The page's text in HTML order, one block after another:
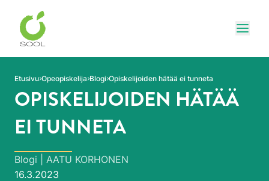
Siirry sivun sisältöön
Etusivu Opeopiskelija Blogi Opiskelijoiden hätää ei tunneta
OPISKELIJOIDEN HÄTÄÄ
EI TUNNETA
Blogi | AATU KORHONEN
Julkaistu:
16.3.2023